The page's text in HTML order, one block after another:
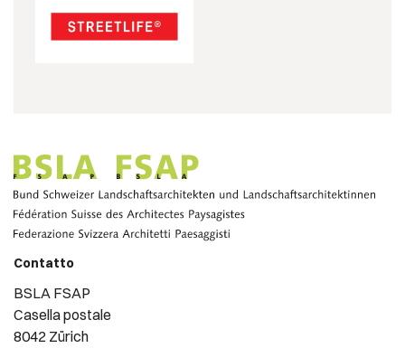
Contatto
BSLA FSAP
Casella postale
8042 Zürich